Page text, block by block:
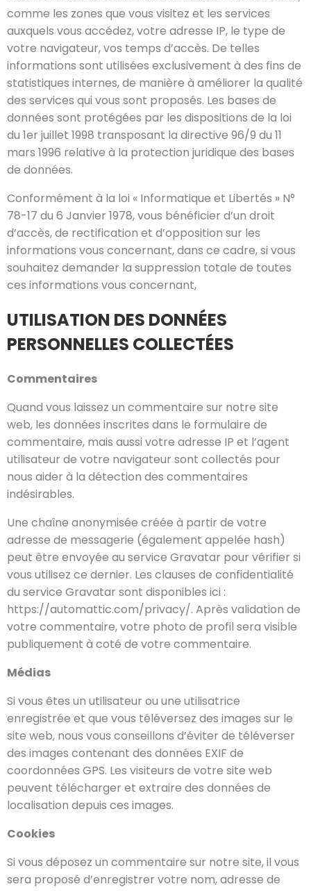
comme les zones que vous visitez et les services
auxquels vous accédez, votre adresse IP, le type de
votre navigateur, vos temps d’accès. De telles
informations sont utilisées exclusivement à des fins de
statistiques internes, de manière à améliorer la qualité
des services qui vous sont proposés. Les bases de
données sont protégées par les dispositions de la loi
du 1er juillet 1998 transposant la directive 96/9 du 11
mars 1996 relative à la protection juridique des bases
de données.
Conformément à la loi « Informatique et Libertés » N°
78-17 du 6 Janvier 1978, vous bénéficier d’un droit
d’accès, de rectification et d’opposition sur les
informations vous concernant, dans ce cadre, si vous
souhaitez demander la suppression totale de toutes
ces informations vous concernant,
UTILISATION DES DONNÉES
PERSONNELLES COLLECTÉES
Commentaires
Quand vous laissez un commentaire sur notre site
web, les données inscrites dans le formulaire de
commentaire, mais aussi votre adresse IP et l’agent
utilisateur de votre navigateur sont collectés pour
nous aider à la détection des commentaires
indésirables.
Une chaîne anonymisée créée à partir de votre
adresse de messagerie (également appelée hash)
peut être envoyée au service Gravatar pour vérifier si
vous utilisez ce dernier. Les clauses de confidentialité
du service Gravatar sont disponibles ici :
https://automattic.com/privacy/. Après validation de
votre commentaire, votre photo de profil sera visible
publiquement à coté de votre commentaire.
Médias
Si vous êtes un utilisateur ou une utilisatrice
enregistrée et que vous téléversez des images sur le
site web, nous vous conseillons d’éviter de téléverser
des images contenant des données EXIF de
coordonnées GPS. Les visiteurs de votre site web
peuvent télécharger et extraire des données de
localisation depuis ces images.
Cookies
Si vous déposez un commentaire sur notre site, il vous
sera proposé d’enregistrer votre nom, adresse de